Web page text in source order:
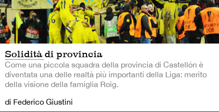
Solidità di provincia
Come una piccola squadra della provincia di Castellón è
diventata una delle realtà più importanti della Liga: merito
della visione della famiglia Roig.
di Federico Giustini